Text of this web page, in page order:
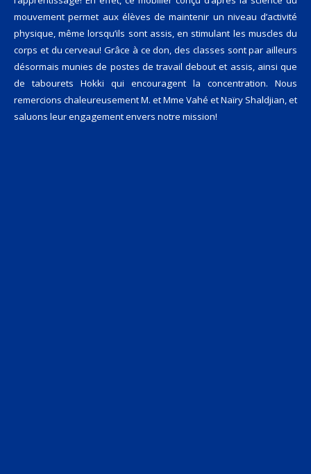
mouvement permet aux élèves de maintenir un niveau d’activité
physique, même lorsqu’ils sont assis, en stimulant les muscles du
corps et du cerveau! Grâce à ce don, des classes sont par ailleurs
désormais munies de postes de travail debout et assis, ainsi que
de tabourets Hokki qui encouragent la concentration. Nous
remercions chaleureusement M. et Mme Vahé et Naïry Shaldjian, et
saluons leur engagement envers notre mission!